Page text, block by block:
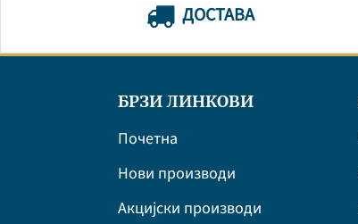
ДОСТАВА
БРЗИ ЛИНКОВИ
Почетна
Нови производи
Акцијски производи